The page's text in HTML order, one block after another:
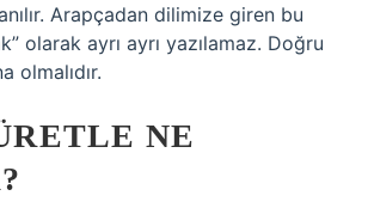
Arapçadan dilimize giren bu
olarak ayrı ayrı yazılamaz. Doğru
olmalıdır.
NE